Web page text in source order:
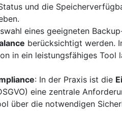
und die
eines geeigneten
berücksichtigt werden.
in ein leistungsfähiges Tool
: In der Praxis ist die
eine zentrale
über die notwendigen